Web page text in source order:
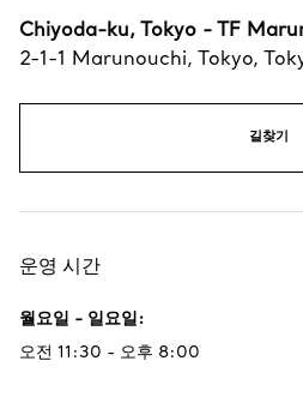
Chiyoda-ku, Tokyo - TF
2-1-1 Marunouchi, Tokyo,
길찾기
운영 시간
월요일 - 일요일:
오전 11:30 - 오후 8:00